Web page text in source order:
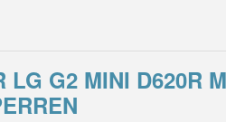
LG G2 MINI D620R